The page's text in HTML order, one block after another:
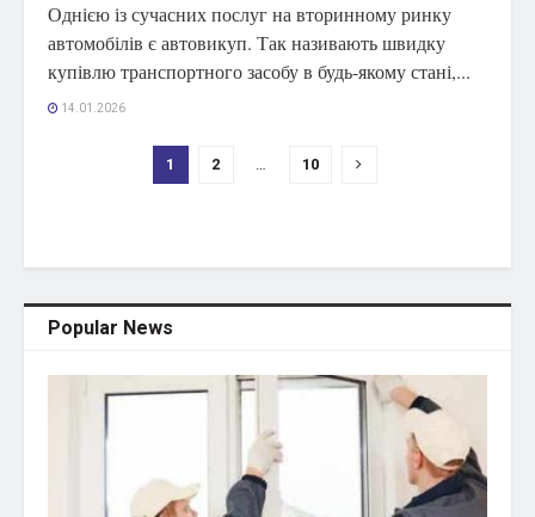
Однією із сучасних послуг на вторинному ринку
автомобілів є автовикуп. Так називають швидку
купівлю транспортного засобу в будь-якому стані,...
14.01.2026
1 2 … 10
Popular News